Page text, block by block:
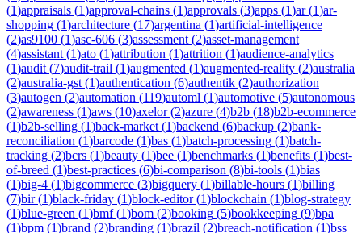
(1)appraisals (1)approval-chains (1)approvals (3)apps (1)ar(1)ar-
shopping (1)architecture (17)argentina (1)artificial-intelligence
(2)as9100 (1)asc-606 (3)assessment (2)asset-management
(4)assistant (1)ato (1)attribution (1)attrition (1)audience-analytics
(1)audit (7)audit-trail (1)augmented (1)augmented-reality (2)australia
(2)australia-gst (1)authentication (6)authentik (2)authorization
(3)autogen (2)automation (119)automl (1)automotive (5)autonomous
(2)awareness (1)aws (10)axelor(2)azure (4)b2b (18)b2b-ecommerce
(1)b2b-selling (1)back-market (1)backend (6)backup (2)bank-
reconciliation (1)barcode (1)bas (1)batch-processing (1)batch-
tracking (2)bcrs (1)beauty (1)bee (1)benchmarks (1)benefits (1)best-
of-breed (1)best-practices (6)bi-comparison (8)bi-tools (1)bias
(1)big-4 (1)bigcommerce (3)bigquery (1)billable-hours (1)billing
(7)bir(1)black-friday (1)block-editor(1)blockchain (1)blog-strategy
(1)blue-green (1)bmf(1)bom (2)booking (5)bookkeeping (9)bpa
(1)bpm (1)brand (2)branding (1)brazil (2)breach-notification (1)bss